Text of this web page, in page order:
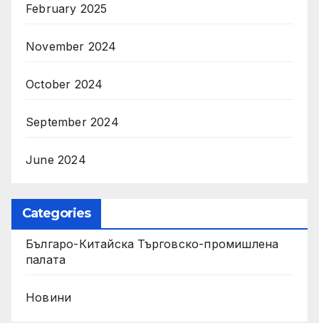
February 2025
November 2024
October 2024
September 2024
June 2024
Categories
Българо-Китайска Търговско-промишлена
палaта
Новини